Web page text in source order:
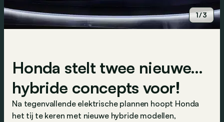
1/3
Honda stelt twee nieuwe…
hybride concepts voor!
Na tegenvallende elektrische plannen hoopt Honda
het tij te keren met nieuwe hybride modellen,